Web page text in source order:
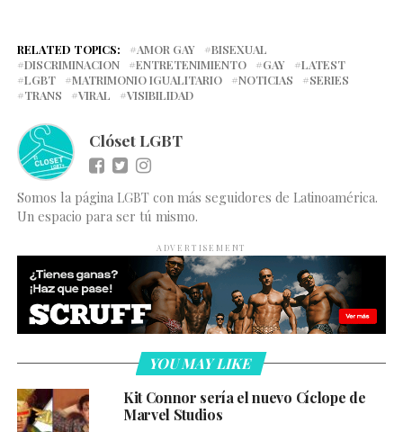
RELATED TOPICS: AMOR GAY
BISEXUAL
DISCRIMINACION
ENTRETENIMIENTO GAY
LATEST
LGBT
MATRIMONIO IGUALITARIO NOTICIAS
SERIES
TRANS
VIRAL VISIBILIDAD
Clóset LGBT
Somos la página LGBT con más seguidores de Latinoamérica.
Un espacio para ser tú mismo.
ADVERTISEMENT
YOU MAY LIKE
Kit Connor sería el nuevo Cíclope de
Marvel Studios